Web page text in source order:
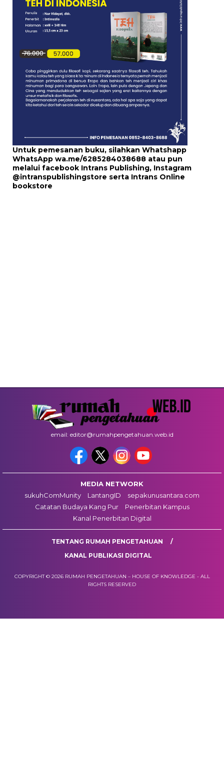
Untuk pemesanan buku, silahkan Whatshapp
WhatsApp wa.me/6285284038688 atau pun
melalui facebook Intrans Publishing, Instagram
@intranspublishingstore serta Intrans Online
bookstore
email: editor@rumahpengetahuan.web.id
MEDIA NETWORK
sukuhComMunity
LantangID
sepakunusantara.com
Catatan Budaya Kang Pur
Penerbitan Kampus
Kanal Penerbitan Digital
TENTANG RUMAH PENGETAHUAN
KANAL PUBLIKASI DIGITAL
COPYRIGHT © 2026 RUMAH PENGETAHUAN – HOUSE OF KNOWLEDGE - ALL
RIGHTS RESERVED